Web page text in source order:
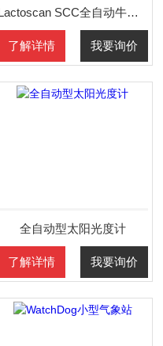
Lactoscan SCC全自动牛奶体细胞检测仪
了解详情 我要询价
全自动型太阳光度计
了解详情 我要询价